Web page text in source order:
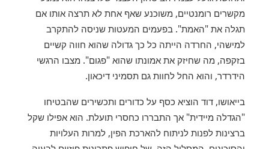
מקשרים רומנטיים, משוכנע שאף אחת לא תרצה אותו אם
תגלה את "האמת". בפעמים המעטות שניסה להתקרב
למישהי, החרדה הייתה כל כך גדולה שהוא חווה קשיים
בזקפה, מה שחיזק את אמונתו שהוא "פגום". מצבו הרגשי
הידרדר, והוא החל לחוות גם תסמיני דיכאון.
בייאושו, דוד הוציא כסף על כדורים ותכשירים שהבטיחו
"הגדלה מיידית" אך התבררו כחסרי תועלת. הוא אפילו שקל
ברצינות לפנות לניתוח להארכת הפין, למרות העלויות